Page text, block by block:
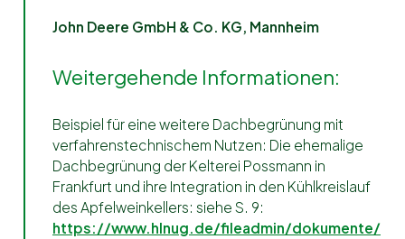
John Deere GmbH & Co. KG, Mannheim
Weitergehende Informationen:
Beispiel für eine weitere Dachbegrünung mit
verfahrenstechnischem Nutzen: Die ehemalige
Dachbegrünung der Kelterei Possmann in
Frankfurt und ihre Integration in den Kühlkreislauf
des Apfelweinkellers: siehe S. 9:
https://www.hlnug.de/fileadmin/dokumente/